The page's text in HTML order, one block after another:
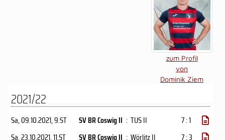
zum Profil
von
Dominik Ziem
2021/22
Sa, 09.10.2021, 9.ST SV BR Coswig II : TUS II
7 : 1
Sa, 23.10.2021, 11.ST SV BR Coswig II : Wörlitz II
7 : 3